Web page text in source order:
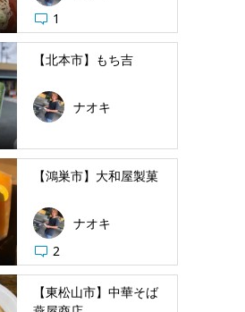
1
【北本市】もち吉
ナオキ
【鴻巣市】大和屋製菓
ナオキ
2
【東松山市】中華そば